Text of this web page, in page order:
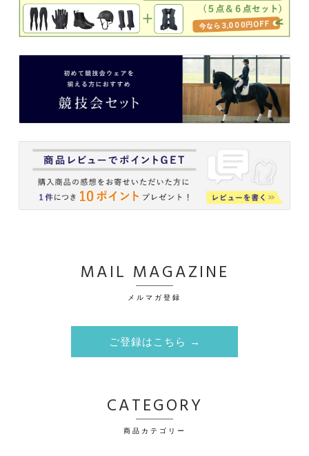
MAIL MAGAZINE
メルマガ登録
ご登録はこちら →
CATEGORY
商品カテゴリー